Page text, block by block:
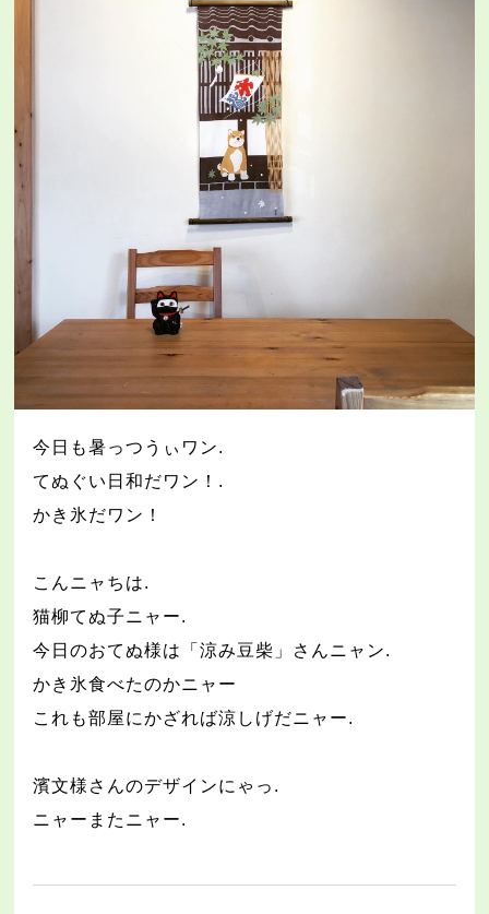
今日も暑っつうぃワン.
てぬぐい日和だワン！ .
かき氷だワン！
こんニャちは.
猫柳てぬ子ニャー.
今日のおてぬ様は「涼み豆柴」さんニャン.
かき氷食べたのかニャー
これも部屋にかざれば涼しげだニャー.
濱文様さんのデザインにゃっ .
ニャーまたニャー.